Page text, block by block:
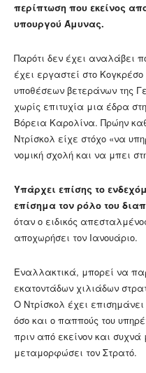
περίπτωση που εκείνος
υπουργού Άμυνας.
Παρότι δεν έχει αναλάβει
έχει εργαστεί στο
υποθέσεων βετεράνων της
χωρίς επιτυχία μια έδρα
Βόρεια Καρολίνα. Πρώην
Ντρίσκολ είχε στόχο «να
νομική σχολή και να μπει
Υπάρχει επίσης το
επίσημα τον ρόλο του
όταν ο ειδικός
αποχωρήσει τον Ιανουάριο.
Εναλλακτικά, μπορεί να
εκατοντάδων χιλιάδων
Ο Ντρίσκολ έχει
όσο και ο παππούς του
πριν από εκείνον και
μεταμορφώσει τον Στρατό.